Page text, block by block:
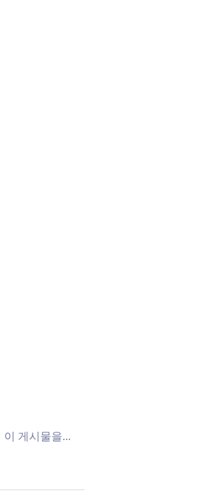
이 게시물을...